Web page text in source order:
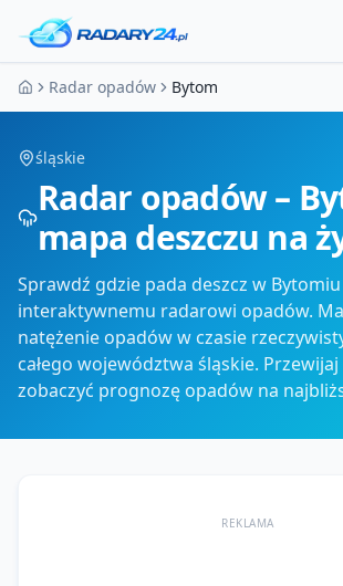
Strona główna
Radar opadów Bytom
śląskie
Radar opadów –
mapa deszczu na
Sprawdź gdzie pada deszcz w
interaktywnemu radarowi opadów.
natężenie opadów w czasie
całego województwa śląskie.
zobaczyć prognozę opadów na
REKLAMA